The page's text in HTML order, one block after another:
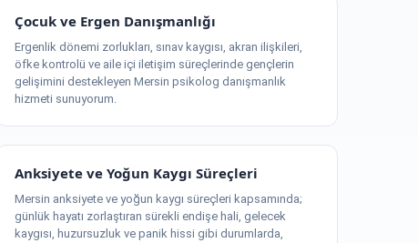
Çocuk ve Ergen Danışmanlığı
Ergenlik dönemi zorlukları, sınav kaygısı, akran ilişkileri,
öfke kontrolü ve aile içi iletişim süreçlerinde gençlerin
gelişimini destekleyen Mersin psikolog danışmanlık
hizmeti sunuyorum.
Anksiyete ve Yoğun Kaygı Süreçleri
Mersin anksiyete ve yoğun kaygı süreçleri kapsamında;
günlük hayatı zorlaştıran sürekli endişe hali, gelecek
kaygısı, huzursuzluk ve panik hissi gibi durumlarda,